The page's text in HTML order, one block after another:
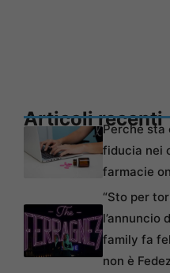
Articoli recenti
Perché sta
fiducia nei
farmacie
“Sto per
l’annuncio
family fa
non è